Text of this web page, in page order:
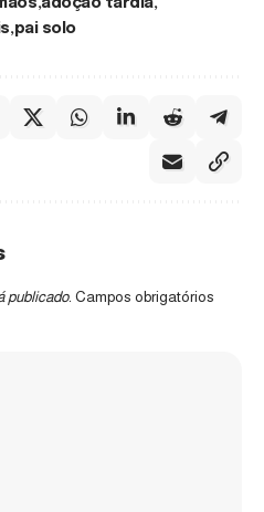
pai solo
publicado. Campos obrigatórios